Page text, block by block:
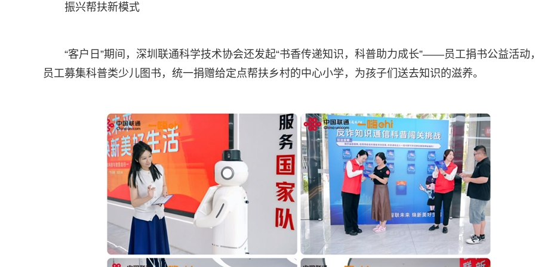
振兴帮扶新模式
“客户日”期间，深圳联通科学技术协会还发起“书香传递知识，科普助力成长”——员工捐书公益活动
员工募集科普类少儿图书，统一捐赠给定点帮扶乡村的中心小学，为孩子们送去知识的滋养。